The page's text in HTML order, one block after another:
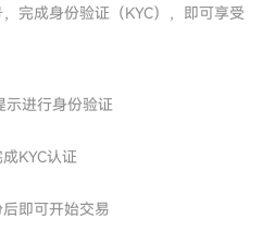
完成身份验证（KYC），即可享受
示进行身份验证
KYC认证
即可开始交易